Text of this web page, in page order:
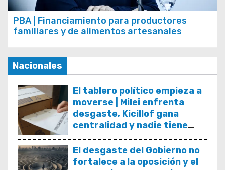
PBA | Financiamiento para productores
familiares y de alimentos artesanales
Nacionales
El tablero político empieza a
moverse | Milei enfrenta
desgaste, Kicillof gana
centralidad y nadie tiene
asegurado el 2027
El desgaste del Gobierno no
fortalece a la oposición y el